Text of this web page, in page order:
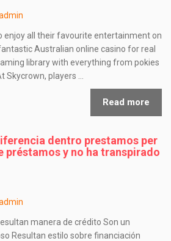
enjoy all their favourite entertainment on
Australian online casino for real
library with everything from pokies
Skycrown, players …
Read more
dentro prestamos per
préstamos y no ha transpirado
manera de crédito Son un
Resultan estilo sobre financiación